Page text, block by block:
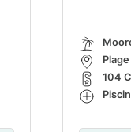
Plage
104